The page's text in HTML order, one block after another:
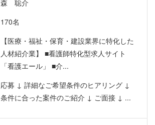
森 聡介
170名
【医療・福祉・保育・建設業界に特化した
人材紹介業】 ■看護師特化型求人サイト
「看護エール」 ■介...
応募 ↓ 詳細なご希望条件のヒアリング ↓
条件に合った案件のご紹介 ↓ ご面接 ↓ ...